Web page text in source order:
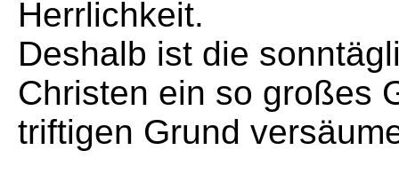
Herrlichkeit.
Deshalb ist die
Christen ein so großes
triftigen Grund